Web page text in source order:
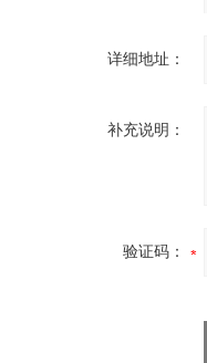
详细地址：
补充说明：
验证码：